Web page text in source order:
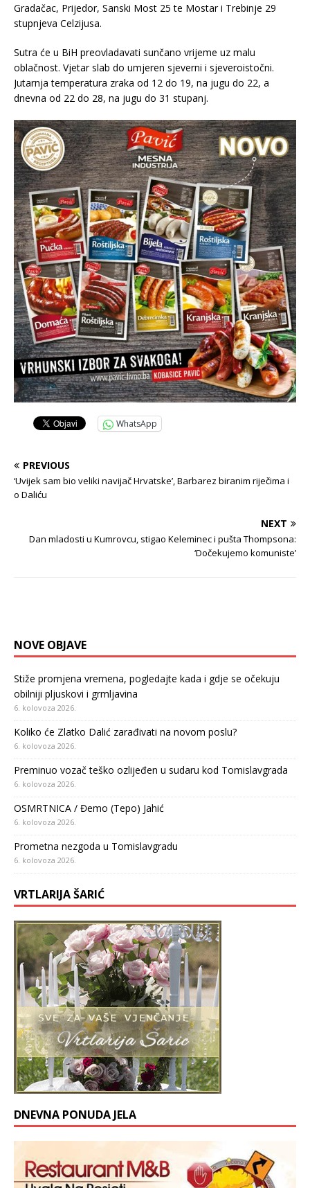
Gradačac, Prijedor, Sanski Most 25 te Mostar i Trebinje 29
stupnjeva Celzijusa.
Sutra će u BiH preovladavati sunčano vrijeme uz malu
oblačnost. Vjetar slab do umjeren sjeverni i sjeveroistočni.
Jutarnja temperatura zraka od 12 do 19, na jugu do 22, a
dnevna od 22 do 28, na jugu do 31 stupanj.
WhatsApp
PREVIOUS
‘Uvijek sam bio veliki navijač Hrvatske’, Barbarez biranim riječima i
o Daliću
NEXT
Dan mladosti u Kumrovcu, stigao Keleminec i pušta Thompsona:
‘Dočekujemo komuniste’
NOVE OBJAVE
Stiže promjena vremena, pogledajte kada i gdje se očekuju
obilniji pljuskovi i grmljavina
6. kolovoza 2026.
Koliko će Zlatko Dalić zarađivati na novom poslu?
6. kolovoza 2026.
Preminuo vozač teško ozlijeđen u sudaru kod Tomislavgrada
6. kolovoza 2026.
OSMRTNICA / Đemo (Tepo) Jahić
6. kolovoza 2026.
Prometna nezgoda u Tomislavgradu
6. kolovoza 2026.
VRTLARIJA ŠARIĆ
DNEVNA PONUDA JELA